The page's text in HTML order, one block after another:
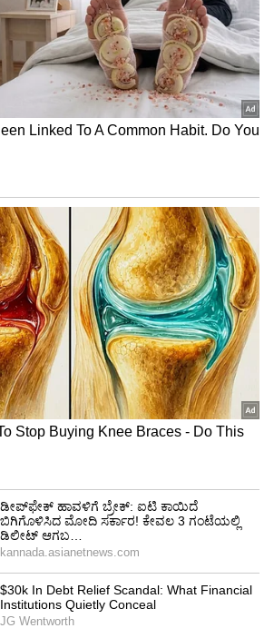
ಬದುಕ್ತಾರಾ? ದುರ್ಬಲಗೊಳ್ಳೋ
ಜೀವಕೋಶಗಳ ನಿಯಂತ್ರಣ
ಸಿನಿಮಾನೇ ಪ್ರಾಣ":
ಶೆಟ್ಟಿ | Rishab
News
ಕ್ಕೆ TAX ಇಳಿಕೆ: ಮೋದಿ-
| India US
Rounds